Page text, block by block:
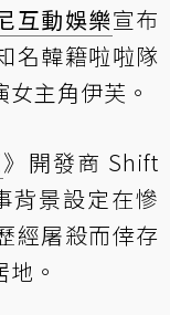
互動娛樂宣布
名韓籍啦啦隊
主角伊芙。
》開發商 Shift
背景設定在慘
經屠殺而倖存
。